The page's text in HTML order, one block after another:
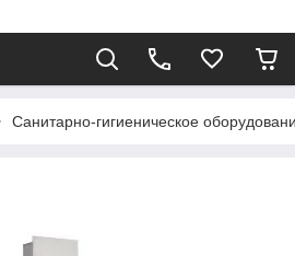
Санитарно-гигиеническое